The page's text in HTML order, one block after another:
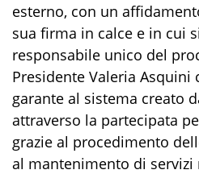
esterno, con un
sua firma in calce e in cui
responsabile unico del
Presidente Valeria Asquini
garante al sistema creato
attraverso la partecipata
grazie al procedimento
al mantenimento di servizi